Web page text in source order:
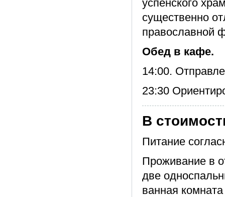
успенского
существенно
православной
Обед в кафе.
14:00.
23:30
В
Питание
Проживание в
две
ванная комната